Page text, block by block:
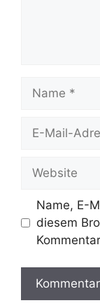
Name
Website
Name, E-
diesem